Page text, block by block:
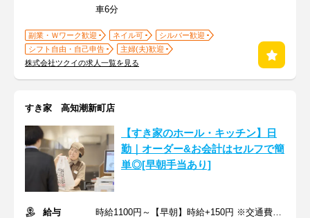
車6分
副業・Ｗワーク歓迎 ネイル可
シルバー歓迎
シフト自由・自己申告
主婦(夫)歓迎
株式会社ツクイの求人一覧を見る
すき家 高知潮新町店
【すき家のホール・キッチン】日
勤｜オーダー&お会計はセルフで簡
単◎[早朝手当あり]
給与
時給1100円～【早朝】時給+150円 ※交通費支給